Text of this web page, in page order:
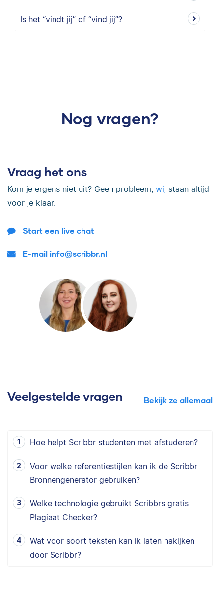
Is het “vindt jij” of “vind jij”?
Nog vragen?
Vraag het ons
Kom je ergens niet uit? Geen probleem, wij staan altijd
voor je klaar.
Start een live chat
E-mail info@scribbr.nl
Veelgestelde vragen Bekijk ze allemaal
Hoe helpt Scribbr studenten met afstuderen?
Voor welke referentiestijlen kan ik de Scribbr
Bronnengenerator gebruiken?
Welke technologie gebruikt Scribbrs gratis
Plagiaat Checker?
Wat voor soort teksten kan ik laten nakijken
door Scribbr?